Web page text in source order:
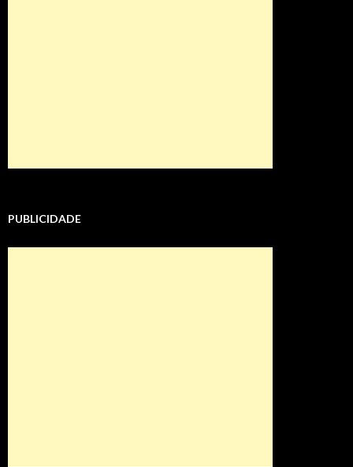
PUBLICIDADE